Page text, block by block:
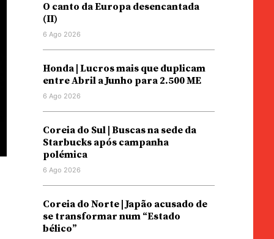
O canto da Europa desencantada
(II)
6 Ago 2026
Honda | Lucros mais que duplicam
entre Abril a Junho para 2.500 ME
6 Ago 2026
Coreia do Sul | Buscas na sede da
Starbucks após campanha
polémica
6 Ago 2026
Coreia do Norte | Japão acusado de
se transformar num “Estado
bélico”